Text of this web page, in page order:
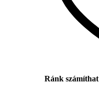
Ránk számíthat